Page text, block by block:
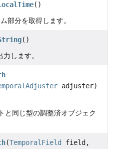
()
部分を取得します。
()
力します。
adjuster)
と同じ型の調整済オブジェク
(TemporalField
field,